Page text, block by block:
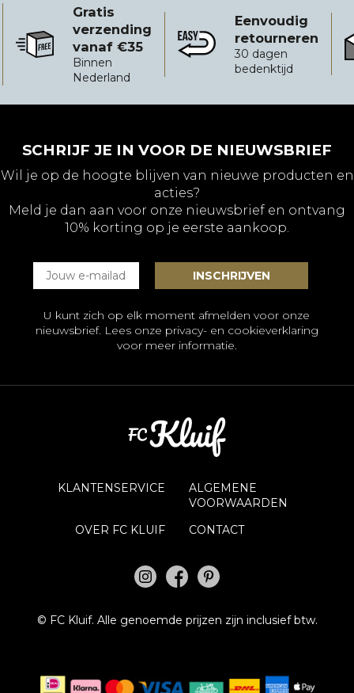
Gratis
verzending
vanaf €35
Binnen
Nederland
Gratis verzending vanaf €35
Eenvoudig
retourneren
30 dagen
bedenktijd
Eenvoudig retourneren
SCHRIJF JE IN VOOR DE NIEUWSBRIEF
Wil je op de hoogte blijven van nieuwe producten en
acties?
Meld je dan aan voor onze nieuwsbrief en ontvang
10% korting op je eerste aankoop.
U kunt zich op elk moment afmelden voor onze
nieuwsbrief. Lees onze privacy- en cookieverklaring
voor meer informatie.
KLANTENSERVICE
ALGEMENE
VOORWAARDEN
OVER FC KLUIF
CONTACT
© FC Kluif. Alle genoemde prijzen zijn inclusief btw.